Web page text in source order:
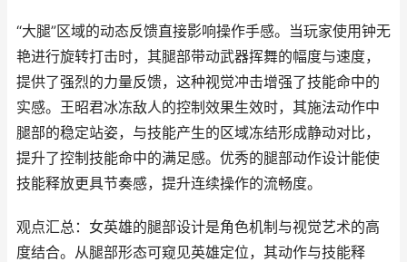
“大腿”区域的动态反馈直接影响操作手感。当玩家使用钟无
艳进行旋转打击时，其腿部带动武器挥舞的幅度与速度，
提供了强烈的力量反馈，这种视觉冲击增强了技能命中的
实感。王昭君冰冻敌人的控制效果生效时，其施法动作中
腿部的稳定站姿，与技能产生的区域冻结形成静动对比，
提升了控制技能命中的满足感。优秀的腿部动作设计能使
技能释放更具节奏感，提升连续操作的流畅度。
观点汇总：女英雄的腿部设计是角色机制与视觉艺术的高
度结合。从腿部形态可窥见英雄定位，其动作与技能释